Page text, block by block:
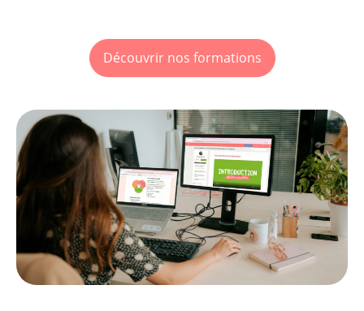
Découvrir nos formations